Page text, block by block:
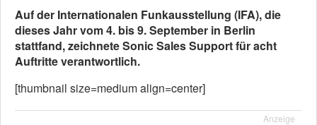
Auf der Internationalen Funkausstellung (IFA), die
dieses Jahr vom 4. bis 9. September in Berlin
stattfand, zeichnete Sonic Sales Support für acht
Auftritte verantwortlich.
[thumbnail size=medium align=center]
Anzeige